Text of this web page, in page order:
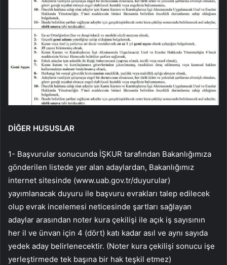
DİĞER HUSUSLAR
1- Başvurular sonucunda İŞKUR tarafından Bakanlığımıza
gönderilen listede yer alan adaylardan, Bakanlığımız
internet sitesinde (www.uab.gov.tr/duyurular)
yayımlanacak duyuru ile başvuru evrakları talep edilecek
olup evrak incelemesi neticesinde şartları sağlayan
adaylar arasından noter kura çekilişi ile açık iş sayısının
her il ve ünvan için 4 (dört) katı kadar asıl ve aynı sayıda
yedek aday belirlenecektir. (Noter kura çekilişi sonucu işe
yerleştirmede tek başına bir hak teşkil etmez)